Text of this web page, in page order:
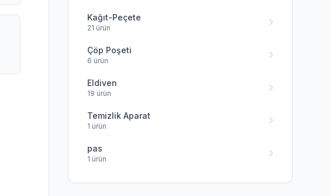
Kağıt-Peçete
21 ürün
Çöp Poşeti
6 ürün
Eldiven
19 ürün
Temizlik Aparat
1 ürün
pas
1 ürün